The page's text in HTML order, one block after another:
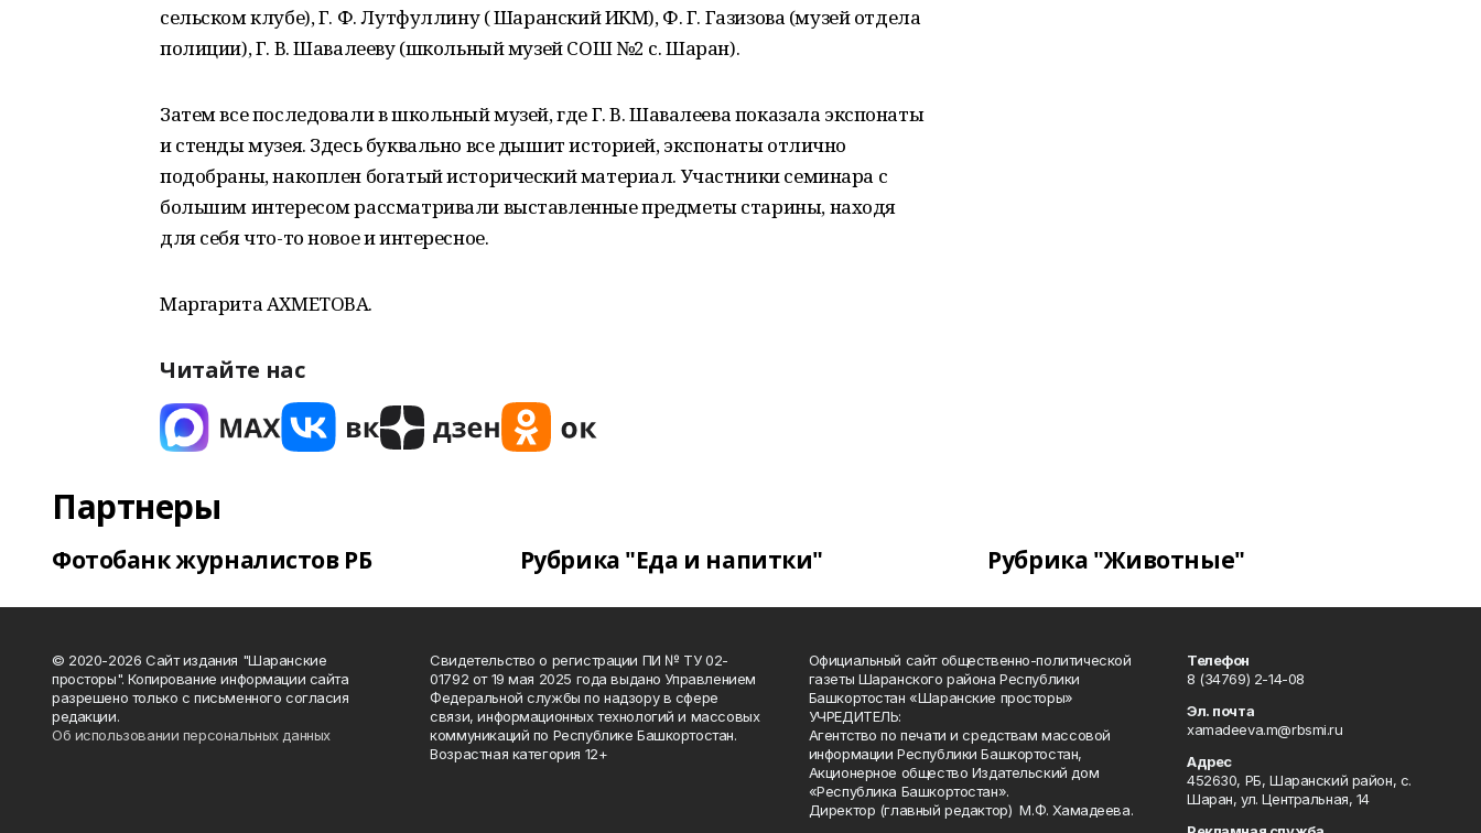
сельском клубе), Г. Ф. Лутфуллину ( Шаранский ИКМ), Ф. Г. Газизова (музей отдела
полиции), Г. В. Шавалееву (школьный музей СОШ №2 с. Шаран).
Затем все последовали в школьный музей, где Г. В. Шавалеева показала экспонаты
и стенды музея. Здесь буквально все дышит историей, экспонаты отлично
подобраны, накоплен богатый исторический материал. Участники семинара с
большим интересом рассматривали выставленные предметы старины, находя
для себя что-то новое и интересное.
Маргарита АХМЕТОВА.
Читайте нас
Партнеры
Фотобанк журналистов РБ Рубрика "Еда и напитки" Рубрика "Животные"
© 2020-2026 Сайт издания "Шаранские
просторы". Копирование информации сайта
разрешено только с письменного согласия
редакции.
Об использовании персональных данных
Свидетельство о регистрации ПИ № ТУ 02-
01792 от 19 мая 2025 года выдано Управлением
Федеральной службы по надзору в сфере
связи, информационных технологий и массовых
коммуникаций по Республике Башкортостан.
Возрастная категория 12+
Официальный сайт общественно-политической
газеты Шаранского района Республики
Башкортостан «Шаранские просторы»
УЧРЕДИТЕЛЬ:
Агентство по печати и средствам массовой
информации Республики Башкортостан,
Акционерное общество Издательский дом
«Республика Башкортостан».
Директор (главный редактор) М.Ф. Хамадеева.
Телефон
8 (34769) 2-14-08
Эл. почта
xamadeeva.m@rbsmi.ru
Адрес
452630, РБ, Шаранский район, с.
Шаран, ул. Центральная, 14